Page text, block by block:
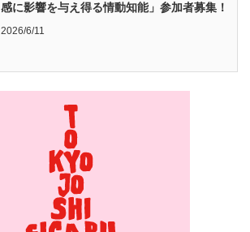
感に影響を与え得る情動知能」参加者募集！
2026/6/11